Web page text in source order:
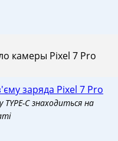
камеры Pixel 7 Pro
заряда Pixel 7 Pro
TYPE-C знаходиться на